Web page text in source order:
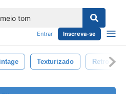
Entrar Inscreva-se
Texturizado Retro